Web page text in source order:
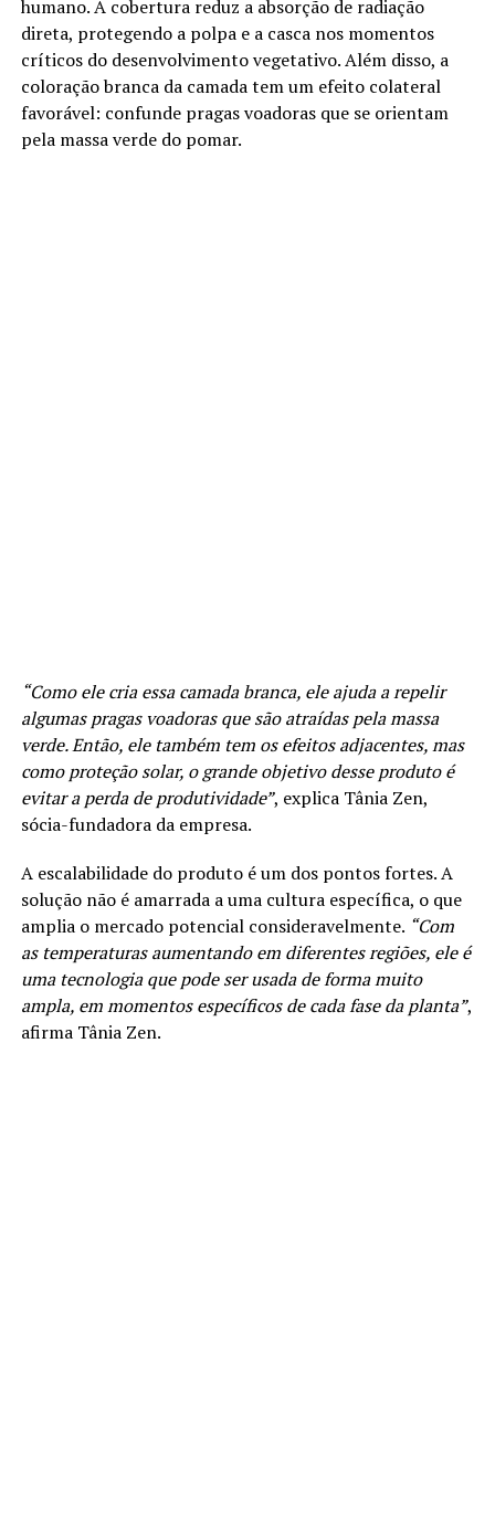
humano. A cobertura reduz a absorção de radiação
direta, protegendo a polpa e a casca nos momentos
críticos do desenvolvimento vegetativo. Além disso, a
coloração branca da camada tem um efeito colateral
favorável: confunde pragas voadoras que se orientam
pela massa verde do pomar.
“Como ele cria essa camada branca, ele ajuda a repelir
algumas pragas voadoras que são atraídas pela massa
verde. Então, ele também tem os efeitos adjacentes, mas
como proteção solar, o grande objetivo desse produto é
evitar a perda de produtividade”, explica Tânia Zen,
sócia-fundadora da empresa.
A escalabilidade do produto é um dos pontos fortes. A
solução não é amarrada a uma cultura específica, o que
amplia o mercado potencial consideravelmente. “Com
as temperaturas aumentando em diferentes regiões, ele é
uma tecnologia que pode ser usada de forma muito
ampla, em momentos específicos de cada fase da planta”,
afirma Tânia Zen.